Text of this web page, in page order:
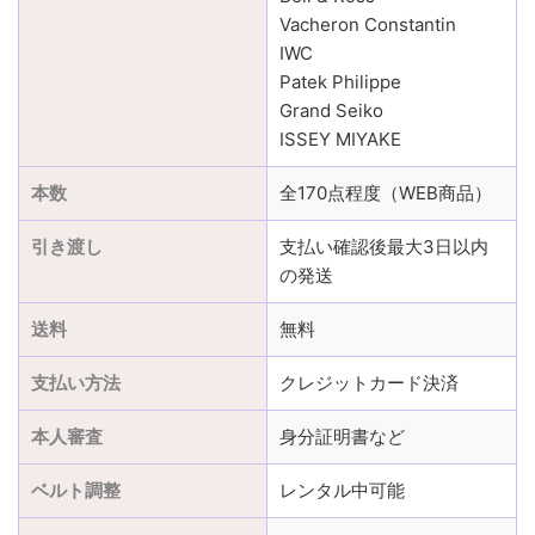
Vacheron Constantin
IWC
Patek Philippe
Grand Seiko
ISSEY MIYAKE
本数 全170点程度（WEB商品）
引き渡し
支払い確認後最大3日以内
の発送
送料 無料
支払い方法 クレジットカード決済
本人審査 身分証明書など
ベルト調整 レンタル中可能